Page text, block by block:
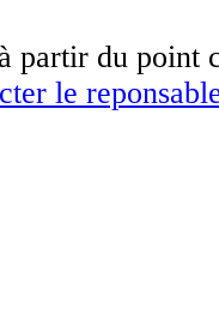
partir du point
le